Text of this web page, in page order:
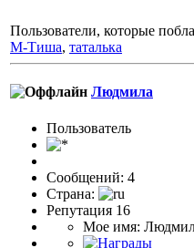
Пользователи, которые
М-Тиша, таталька
Людмила
Пользователь
Сообщений: 4
Страна:
Репутация 16
Мое имя: